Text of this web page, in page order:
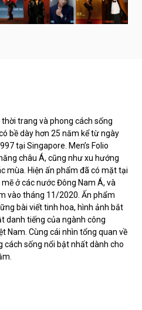
thời trang và phong cách sống
bề dày hơn 25 năm kể từ ngày
tại Singapore. Men’s Folio
châu Á, cũng như xu hướng
mùa. Hiện ấn phẩm đã có mặt tại
ở các nước Đông Nam Á, và
vào tháng 11/2020. Ấn phẩm
bài viết tinh hoa, hình ảnh bắt
danh tiếng của ngành công
Nam. Cùng cái nhìn tổng quan về
cách sống nổi bật nhất dành cho